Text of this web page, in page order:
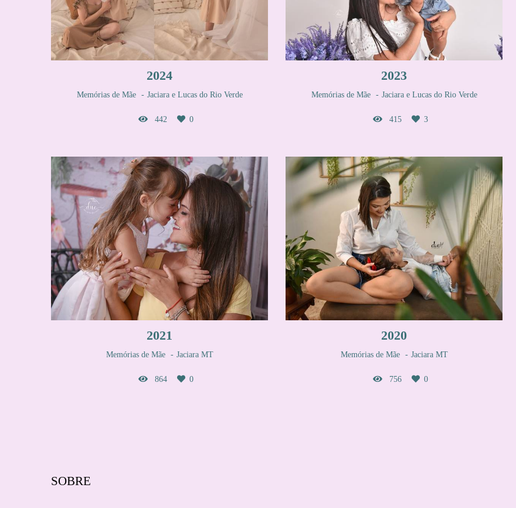
2024
Memórias de Mãe Jaciara e Lucas do Rio Verde
442 0
2023
Memórias de Mãe Jaciara e Lucas do Rio Verde
415 3
2021
Memórias de Mãe Jaciara MT
864 0
2020
Memórias de Mãe Jaciara MT
756 0
SOBRE